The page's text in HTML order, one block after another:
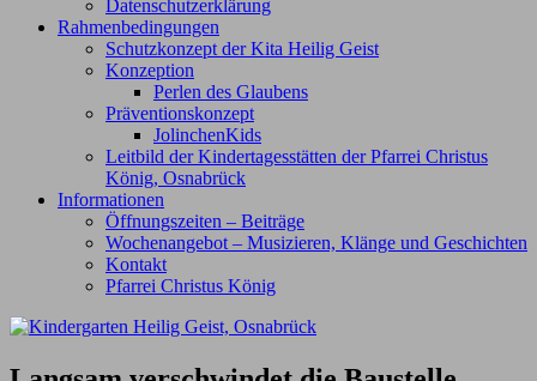
Datenschutzerklärung
Rahmenbedingungen
Schutzkonzept der Kita Heilig Geist
Konzeption
Perlen des Glaubens
Präventionskonzept
JolinchenKids
Leitbild der Kindertagesstätten der Pfarrei Christus
König, Osnabrück
Informationen
Öffnungszeiten – Beiträge
Wochenangebot – Musizieren, Klänge und Geschichten
Kontakt
Pfarrei Christus König